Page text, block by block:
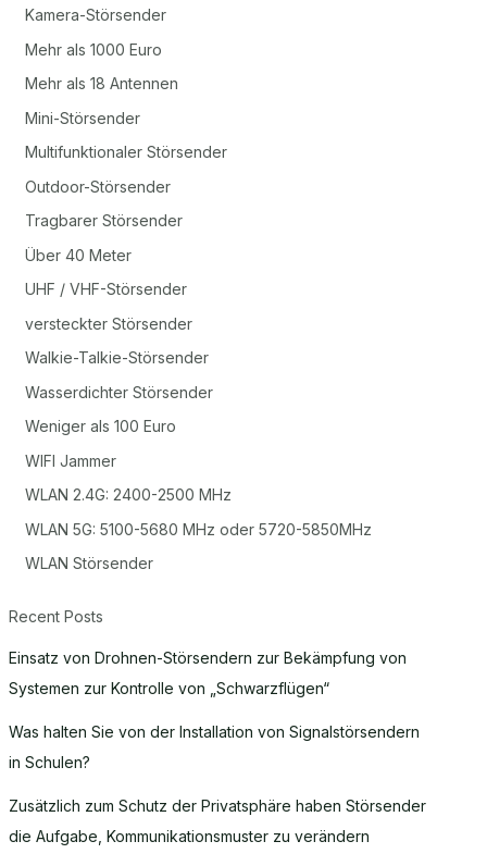
Kamera-Störsender
Mehr als 1000 Euro
Mehr als 18 Antennen
Mini-Störsender
Multifunktionaler Störsender
Outdoor-Störsender
Tragbarer Störsender
Über 40 Meter
UHF / VHF-Störsender
versteckter Störsender
Walkie-Talkie-Störsender
Wasserdichter Störsender
Weniger als 100 Euro
WIFI Jammer
WLAN 2.4G: 2400-2500 MHz
WLAN 5G: 5100-5680 MHz oder 5720-5850MHz
WLAN Störsender
Recent Posts
Einsatz von Drohnen-Störsendern zur Bekämpfung von
Systemen zur Kontrolle von „Schwarzflügen“
Was halten Sie von der Installation von Signalstörsendern
in Schulen?
Zusätzlich zum Schutz der Privatsphäre haben Störsender
die Aufgabe, Kommunikationsmuster zu verändern